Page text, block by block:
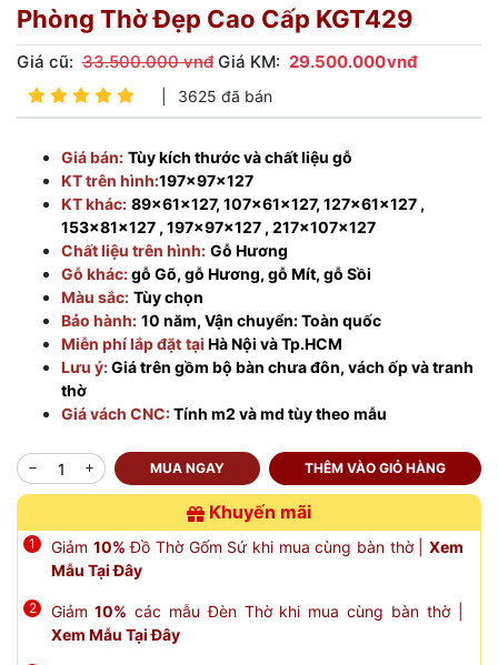
Phòng Thờ Đẹp Cao Cấp KGT429
Giá cũ: 33.500.000 vnđ Giá KM: 29.500.000vnđ
3625 đã bán
Giá bán: Tùy kích thước và chất liệu gỗ
KT trên hình:197x97x127
KT khác: 89x61x127, 107x61x127, 127x61x127 ,
153x81x127 , 197x97x127 , 217x107x127
Chất liệu trên hình: Gỗ Hương
Gỗ khác:gỗ Gõ, gỗ Hương, gỗ Mít, gỗ Sồi
Màu sắc: Tùy chọn
Bảo hành: 10 năm, Vận chuyển:Toàn quốc
Miễn phí lắp đặt tại Hà Nội và Tp.HCM
Lưu ý:Giá trên gồm bộ bàn chưa đôn, vách ốp và tranh
thờ
Giá vách CNC:Tính m2 vàmd tùy theo mẫu
MUA NGAY THÊM VÀO GIỎ HÀNG
Khuyến mãi
Giảm 10% Đồ Thờ Gốm Sứ khi mua cùng bàn thờ |Xem
Mẫu Tại Đây
Giảm 10% các mẫu Đèn Thờ khi mua cùng bàn thờ |
Xem Mẫu Tại Đây